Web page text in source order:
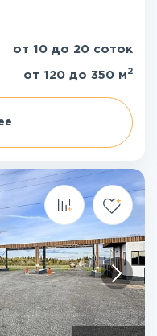
от 10 до 20 соток
от 120 до 350 м 2